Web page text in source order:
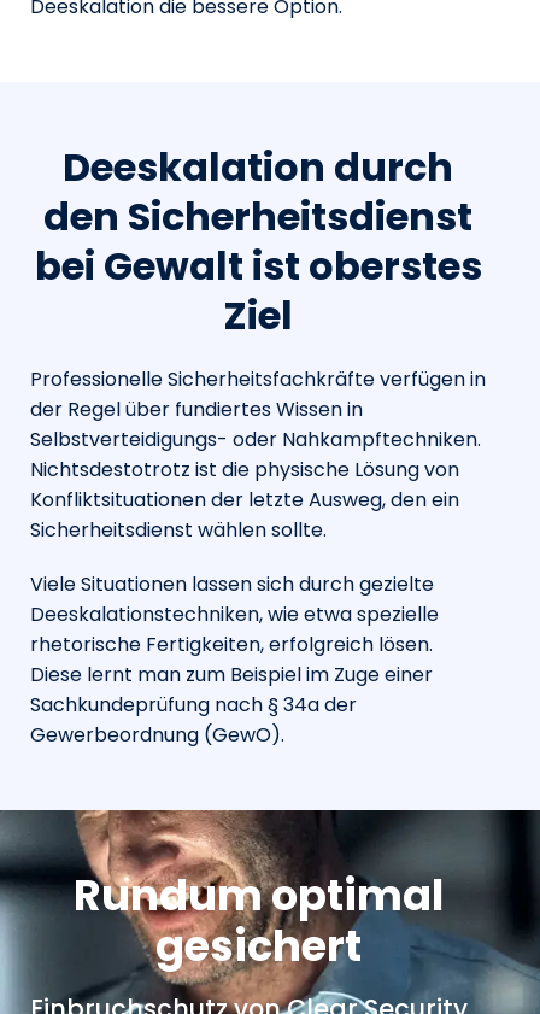
Deeskalation die bessere Option.
Deeskalation durch
den Sicherheitsdienst
bei Gewalt ist oberstes
Ziel
Professionelle Sicherheitsfachkräfte verfügen in
der Regel über fundiertes Wissen in
Selbstverteidigungs- oder Nahkampftechniken.
Nichtsdestotrotz ist die physische Lösung von
Konfliktsituationen der letzte Ausweg, den ein
Sicherheitsdienst wählen sollte.
Viele Situationen lassen sich durch gezielte
Deeskalationstechniken, wie etwa spezielle
rhetorische Fertigkeiten, erfolgreich lösen.
Diese lernt man zum Beispiel im Zuge einer
Sachkundeprüfung nach § 34a der
Gewerbeordnung (GewO).
Rundum optimal
gesichert